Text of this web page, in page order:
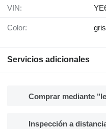
VIN:
Color: gris
Servicios adicionales
Comprar mediante
Inspección a